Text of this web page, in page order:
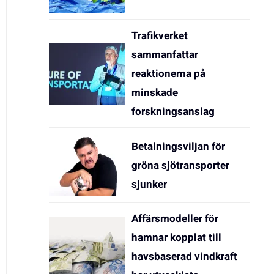
Trafikverket
sammanfattar
reaktionerna på
minskade
forskningsanslag
Betalningsviljan för
gröna sjötransporter
sjunker
Affärsmodeller för
hamnar kopplat till
havsbaserad vindkraft